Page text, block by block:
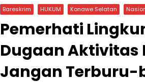
Bareskrim HUKUM Konawe Selatan
Pemerhati
Dugaan Aktivitas
Jangan Terburu-